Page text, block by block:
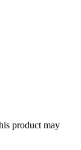
product may